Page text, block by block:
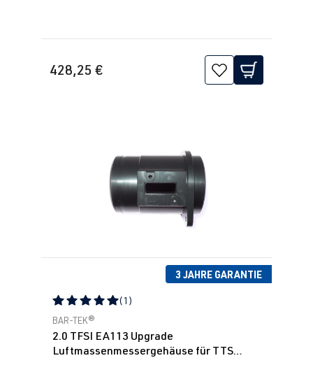
428,25 €
3 JAHRE GARANTIE
Durchschnittliche Bewertung von 5 von 5 Sternen
(1)
BAR-TEK®
2.0 TFSI EA113 Upgrade
Luftmassenmessergehäuse für TTS